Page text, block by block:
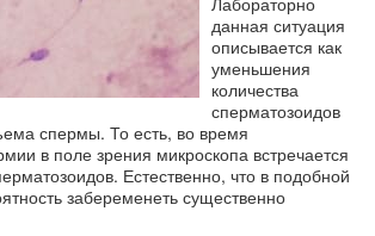
медицина
данная ситуация
описывается как
уменьшения
количества
сперматозоидов
спермы. То есть, во время
в поле зрения микроскопа встречается
Естественно, что в подобной
забеременеть существенно